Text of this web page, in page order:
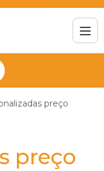
preço
preço